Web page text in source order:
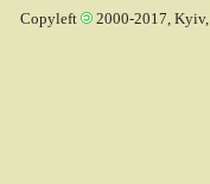
Copyleft 2000-2017, Kyiv,